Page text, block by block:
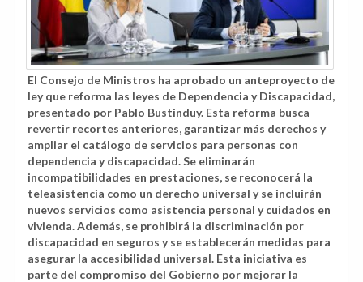
El Consejo de Ministros ha aprobado un anteproyecto de
ley que reforma las leyes de Dependencia y Discapacidad,
presentado por Pablo Bustinduy. Esta reforma busca
revertir recortes anteriores, garantizar más derechos y
ampliar el catálogo de servicios para personas con
dependencia y discapacidad. Se eliminarán
incompatibilidades en prestaciones, se reconocerá la
teleasistencia como un derecho universal y se incluirán
nuevos servicios como asistencia personal y cuidados en
vivienda. Además, se prohibirá la discriminación por
discapacidad en seguros y se establecerán medidas para
asegurar la accesibilidad universal. Esta iniciativa es
parte del compromiso del Gobierno por mejorar la